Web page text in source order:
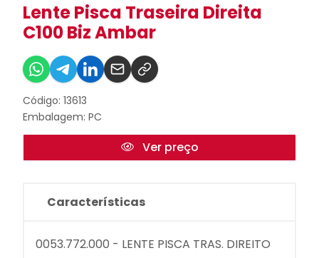
Lente Pisca Traseira Direita
C100 Biz Ambar
Código: 13613
Embalagem: PC
Ver preço
Características
0053.772.000 - LENTE PISCA TRAS. DIREITO